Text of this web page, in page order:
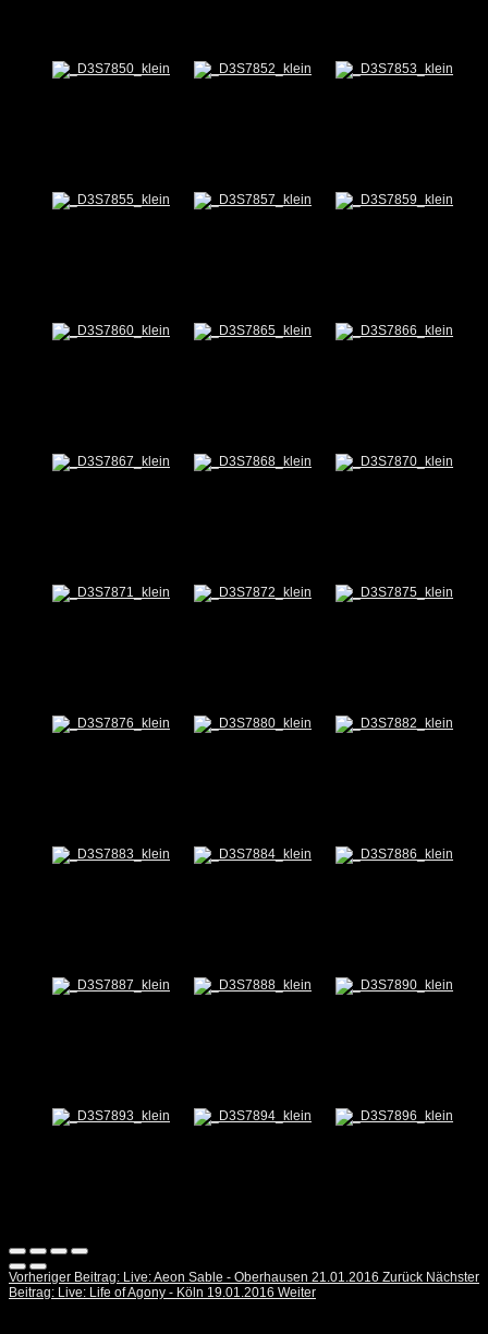
Vorheriger Beitrag: Live: Aeon Sable - Oberhausen 21.01.2016 Zurück Nächster
Beitrag: Live: Life of Agony - Köln 19.01.2016 Weiter